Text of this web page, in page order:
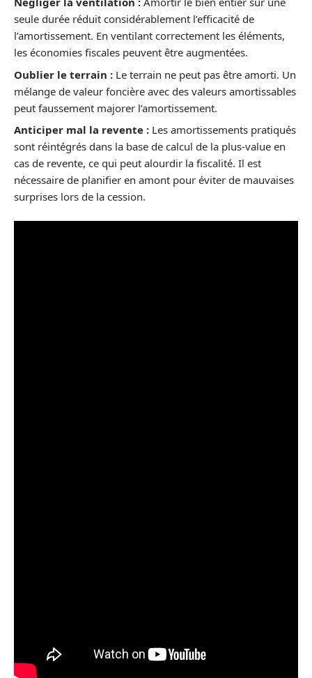
seule durée réduit considérablement l’efficacité de
l’amortissement. En ventilant correctement les éléments,
les économies fiscales peuvent être augmentées.
Oublier le terrain : Le terrain ne peut pas être amorti. Un
mélange de valeur foncière avec des valeurs amortissables
peut faussement majorer l’amortissement.
Anticiper mal la revente : Les amortissements pratiqués
sont réintégrés dans la base de calcul de la plus-value en
cas de revente, ce qui peut alourdir la fiscalité. Il est
nécessaire de planifier en amont pour éviter de mauvaises
surprises lors de la cession.